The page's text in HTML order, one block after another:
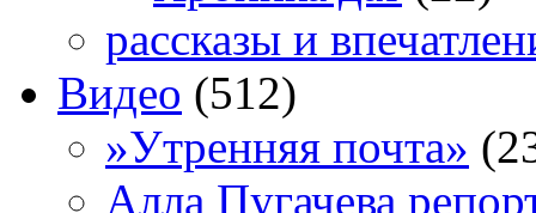
рассказы и
Видео (512)
»Утренняя почта»
Алла Пугачева